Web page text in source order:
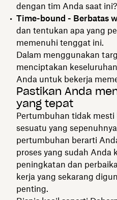
dengan tim Anda saat ini?
Time-bound - Berbatas
dan tentukan apa yang
memenuhi tenggat ini.
Dalam menggunakan
menciptakan
Anda untuk bekerja
Pastikan Anda
yang tepat
Pertumbuhan tidak
sesuatu yang
pertumbuhan berarti
proses yang sudah Anda
peningkatan dan
kerja yang sekarang
penting.